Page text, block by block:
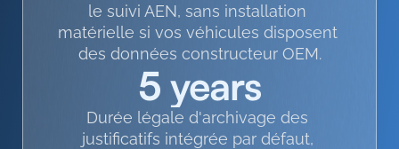
le suivi AEN, sans installation
matérielle si vos véhicules disposent
des données constructeur OEM.
5 years
Durée légale d'archivage des
justificatifs intégrée par défaut,